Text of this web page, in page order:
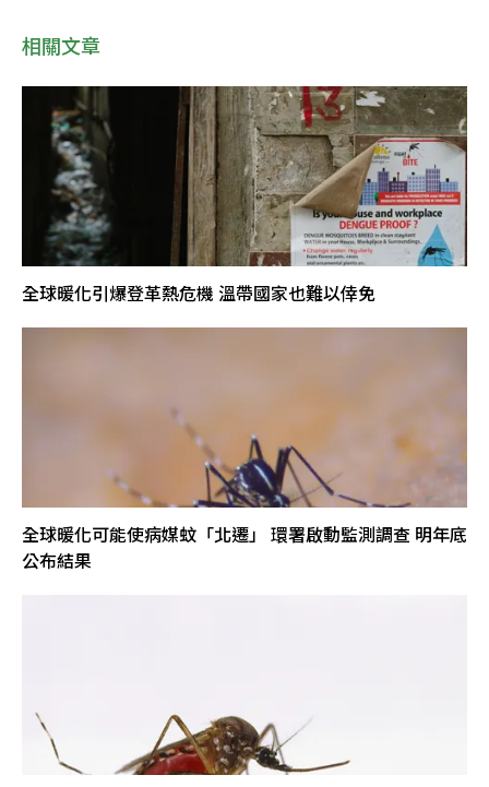
相關文章
全球暖化引爆登革熱危機 溫帶國家也難以倖免
全球暖化可能使病媒蚊「北遷」 環署啟動監測調查 明年底
公布結果